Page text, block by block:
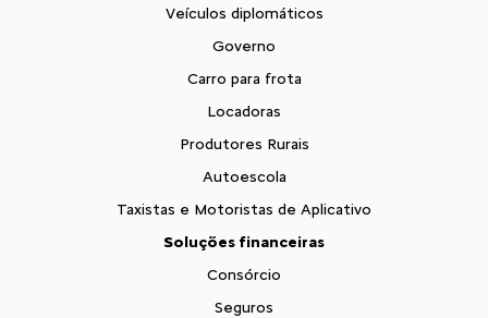
Veículos diplomáticos
Governo
Carro para frota
Locadoras
Produtores Rurais
Autoescola
Taxistas e Motoristas de Aplicativo
Soluções financeiras
Consórcio
Seguros